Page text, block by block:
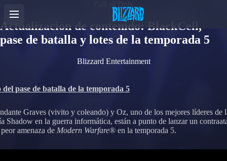
Actualización de contenido: BlackCell,
pase de batalla y lotes de la temporada 5
Blizzard Entertainment
pase de batalla de la temporada 5
Graves (vivito y coleando) y Oz, uno de los mejores líderes de
Shadow en la guerra informática, están a punto de lanzar un
amenaza de Modern Warfare® en la temporada 5.